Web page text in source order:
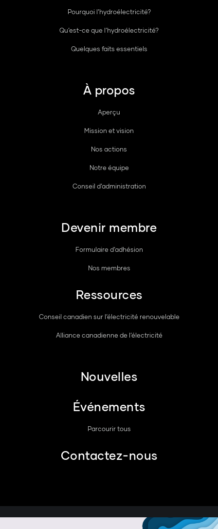
Pourquoi l’hydroélectricité?
Qu’est-ce que l’hydroélectricité?
Quelques faits essentiels
À propos
Aperçu
Mission et vision
Nos actions
Notre équipe
Conseil d’administration
Devenir membre
Formulaire d’adhésion
Nos membres
Ressources
Conseil canadien sur l’électricité renouvelable
Alliance canadienne de l’électricité
Nouvelles
Événements
Parcourir tous
Contactez-nous